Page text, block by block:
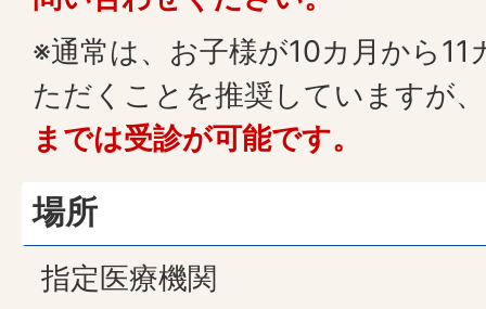
※通常は、お子様が10カ月から11
ただくことを推奨していますが、
までは受診が可能です。
場所
指定医療機関